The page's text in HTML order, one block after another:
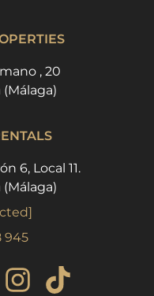
, 20
6, Local 11.
945